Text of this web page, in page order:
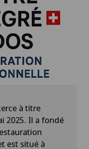
à titre
2025. Il a fondé
est situé à